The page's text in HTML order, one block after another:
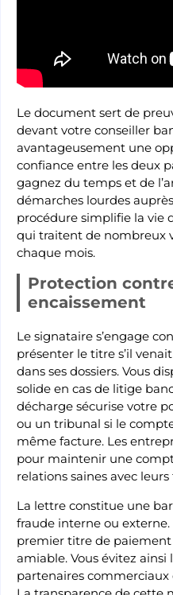
Le document sert de
devant votre conseiller
avantageusement une
confiance entre les deux
gagnez du temps et de
démarches lourdes
procédure simplifie la vie
qui traitent de nombreux
chaque mois.
Protection
encaissement
Le signataire s’engage
présenter le titre s’il
dans ses dossiers. Vous
solide en cas de litige
décharge sécurise votre
ou un tribunal si le
même facture. Les
pour maintenir une
relations saines avec
La lettre constitue une
fraude interne ou
premier titre de paiement
amiable. Vous évitez ainsi
partenaires commerciaux